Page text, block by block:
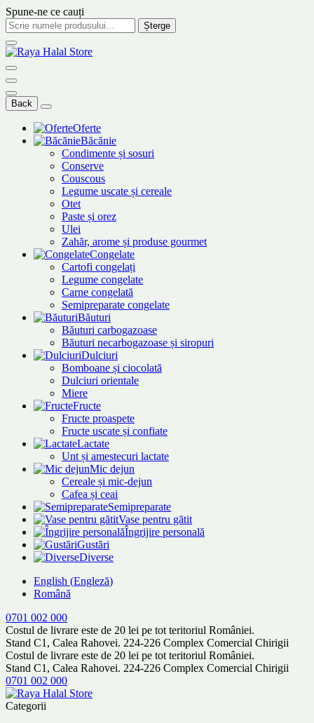
Spune-ne ce cauți
Șterge
Back
Oferte
Băcănie
Condimente și sosuri
Conserve
Couscous
Legume uscate și cereale
Otet
Paste și orez
Ulei
Zahăr, arome și produse gourmet
Congelate
Cartofi congelați
Legume congelate
Carne congelată
Semipreparate congelate
Băuturi
Băuturi carbogazoase
Băuturi necarbogazoase și siropuri
Dulciuri
Bomboane și ciocolată
Dulciuri orientale
Miere
Fructe
Fructe proaspete
Fructe uscate și confiate
Lactate
Unt și amestecuri lactate
Mic dejun
Cereale și mic-dejun
Cafea și ceai
Semipreparate
Vase pentru gătit
Îngrijire personală
Gustări
Diverse
English (Engleză)
Română
0701 002 000
Costul de livrare este de 20 lei pe tot teritoriul României.
Stand C1, Calea Rahovei. 224-226 Complex Comercial Chirigii
Costul de livrare este de 20 lei pe tot teritoriul României.
Stand C1, Calea Rahovei. 224-226 Complex Comercial Chirigii
0701 002 000
Categorii